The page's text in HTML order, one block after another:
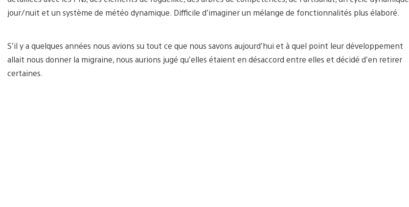
jour/nuit et un système de météo dynamique. Difficile d’imaginer un mélange de fonctionnalités plus élaboré.
S’il y a quelques années nous avions su tout ce que nous savons aujourd’hui et à quel point leur développement
allait nous donner la migraine, nous aurions jugé qu’elles étaient en désaccord entre elles et décidé d’en retirer
certaines.